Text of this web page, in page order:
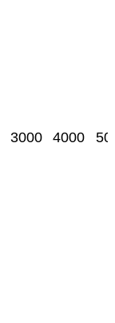
3000 4000